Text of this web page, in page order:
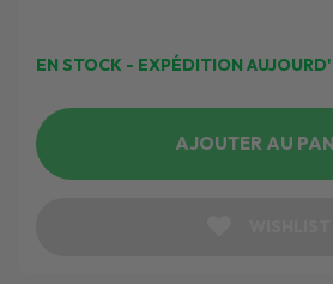
EN STOCK - EXPÉDITION
AJOUTER AU